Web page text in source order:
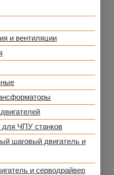
и вентиляции
для ЧПУ станков
шаговый двигатель и
и серводрайвер